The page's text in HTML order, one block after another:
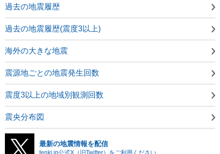
過去の地震履歴
過去の地震履歴(震度3以上)
海外の大きな地震
震源地ごとの地震発生回数
震度3以上の地域別観測回数
震央分布図
最新の地震情報を配信
tenki.jp公式X（旧Twitter）をご利用ください。